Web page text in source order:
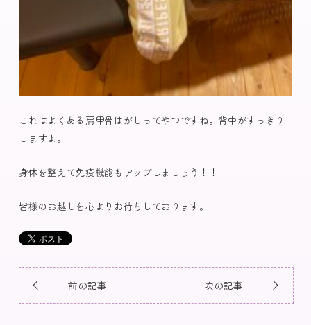
これはよくある肩甲骨はがしってやつですね。背中がすっきり
しますよ。
身体を整えて免疫機能もアップしましょう！！
皆様のお越しを心よりお待ちしております。
前の記事 次の記事